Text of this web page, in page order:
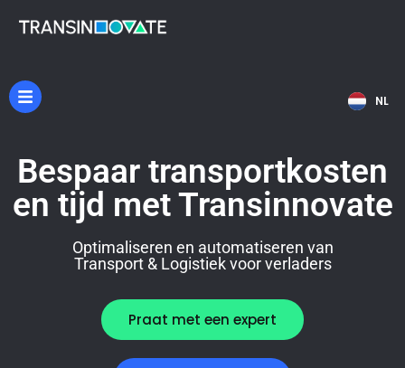
NL
DE
Bespaar transportkosten
en tijd met Transinnovate
Optimaliseren en automatiseren van
Transport & Logistiek voor verladers
Praat met een expert